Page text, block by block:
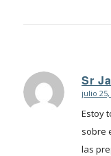
Sr
Dice:
julio 25,
Estoy
sobre
las